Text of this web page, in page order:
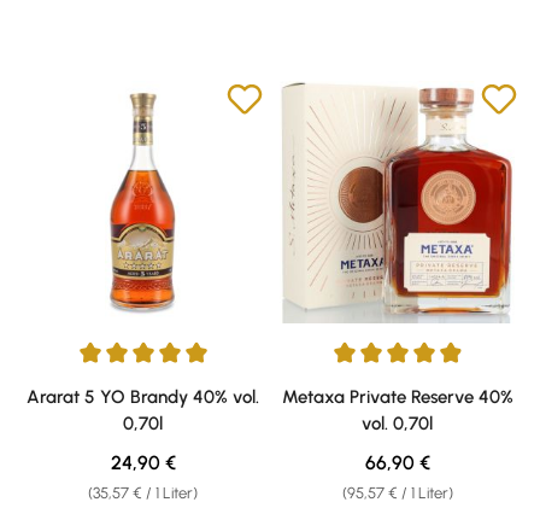
Durchschnittliche Bewertung von 5 von 5 Sternen
Ararat 5 YO Brandy 40% vol.
0,70l
(35,57 € / 1 Liter)
Regulärer Preis:
24,90 €
Durchschnittliche Bewertung
Metaxa Private Reserve 40%
vol. 0,70l
(95,57 € / 1 Liter)
Regulärer Preis:
66,90 €